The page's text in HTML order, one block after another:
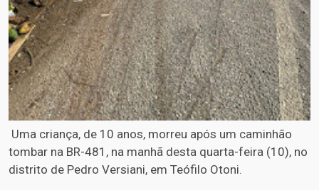
Uma criança, de 10 anos, morreu após um caminhão
tombar na BR-481, na manhã desta quarta-feira (10), no
distrito de Pedro Versiani, em Teófilo Otoni.